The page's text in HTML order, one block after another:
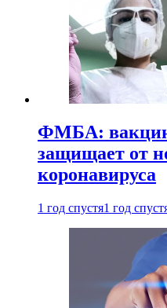
ФМБА:
защищает от
коронавируса
1 год спустя1 год